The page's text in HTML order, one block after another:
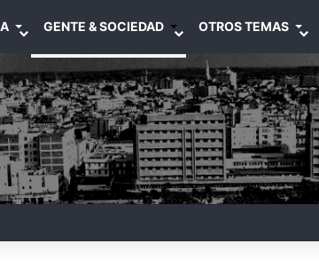
GENTE & SOCIEDAD OTROS TEMAS